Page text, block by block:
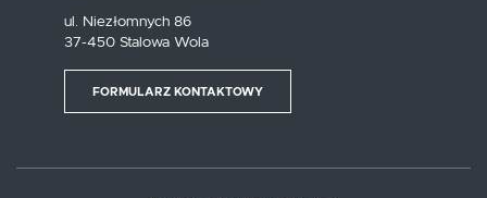
ul. Niezłomnych 86
37-450 Stalowa Wola
FORMULARZ KONTAKTOWY